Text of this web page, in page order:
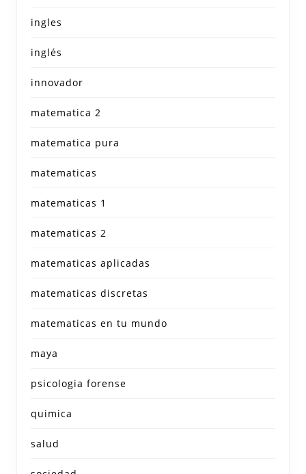
ingles
inglés
innovador
matematica 2
matematica pura
matematicas
matematicas 1
matematicas 2
matematicas aplicadas
matematicas discretas
matematicas en tu mundo
maya
psicologia forense
quimica
salud